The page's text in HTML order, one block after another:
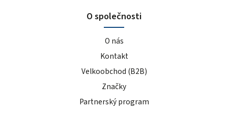
O společnosti
O nás
Kontakt
Velkoobchod (B2B)
Značky
Partnerský program